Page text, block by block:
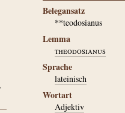
Belegansatz
**teodosianus
Lemma
theodosianus
Sprache
lateinisch
Wortart
Adjektiv